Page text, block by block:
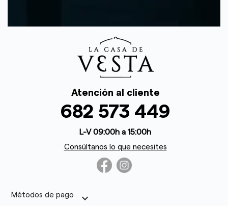
Atención al cliente
682 573 449
L-V 09:00h a 15:00h
Consúltanos lo que necesites
Métodos de pago keyboard_arrow_down